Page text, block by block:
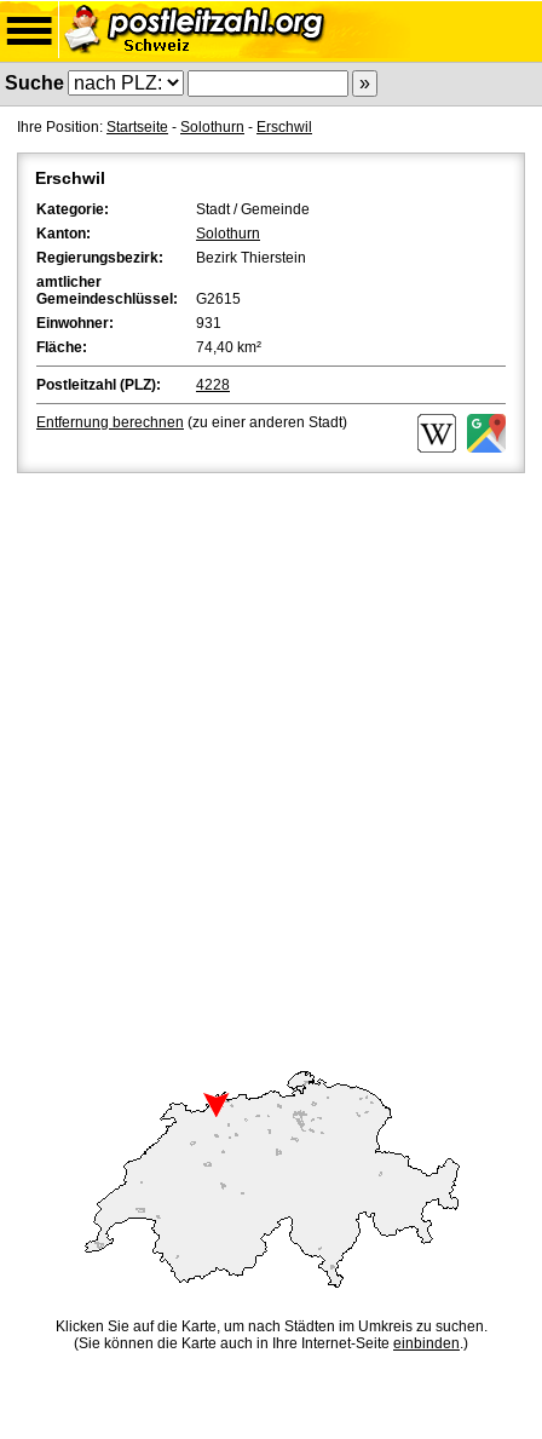
Suche
Ihre Position: Startseite - Solothurn - Erschwil
Erschwil
Kategorie:
Stadt / Gemeinde
Kanton:
Solothurn
Regierungsbezirk:
Bezirk Thierstein
amtlicher
Gemeindeschlüssel:
G2615
Einwohner:
931
Fläche:
74,40 km²
Postleitzahl (PLZ): 4228
Entfernung berechnen (zu einer anderen Stadt)
Klicken Sie auf die Karte, um nach Städten im Umkreis zu suchen.
(Sie können die Karte auch in Ihre Internet-Seite einbinden.)